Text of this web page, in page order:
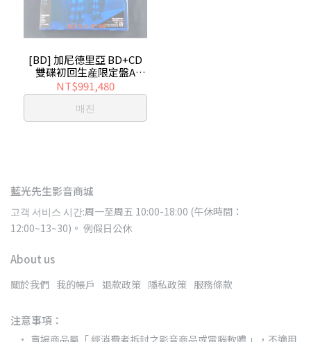
[BD] 加尼德里亞 BD+CD
雙碟初回生産限定盤A
GARNiDELiA BEST
NT$991,480
매진
藍光先生影音商城
고객 서비스 시간:周一至周五 10:00-18:00 (午休時間：
12:00~13~30)。 例假日公休
About us
關於我們 我的帳戶 退款政策 隱私政策 服務條款
注意事項：